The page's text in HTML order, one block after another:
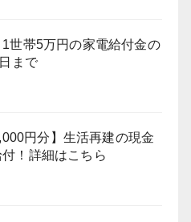
1世帯5万円の家電給付金の
まで
円分】生活再建の現金
！詳細はこちら